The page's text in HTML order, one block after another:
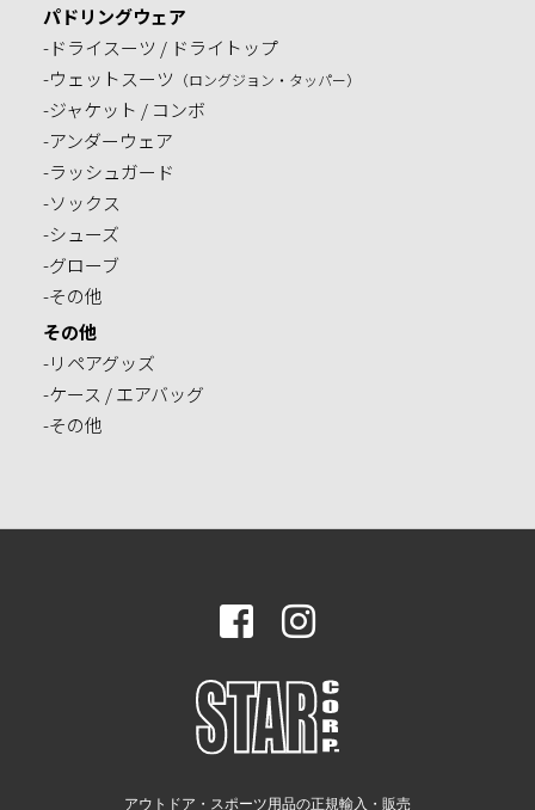
パドリングウェア
-ドライスーツ / ドライトップ
-ウェットスーツ （ロングジョン・タッパー）
-ジャケット / コンボ
-アンダーウェア
-ラッシュガード
-ソックス
-シューズ
-グローブ
-その他
その他
-リペアグッズ
-ケース / エアバッグ
-その他
アウトドア・スポーツ用品の正規輸入・販売